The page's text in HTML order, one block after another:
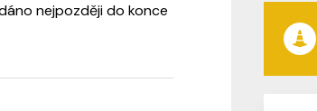
nejpozději do konce